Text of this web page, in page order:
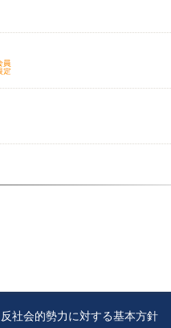
反社会的勢力に対する基本方針